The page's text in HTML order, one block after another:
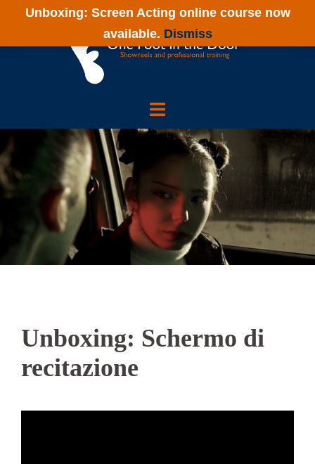
Unboxing: Schermo di
recitazione
Unboxing: Screen Acting online course now
available. Dismiss